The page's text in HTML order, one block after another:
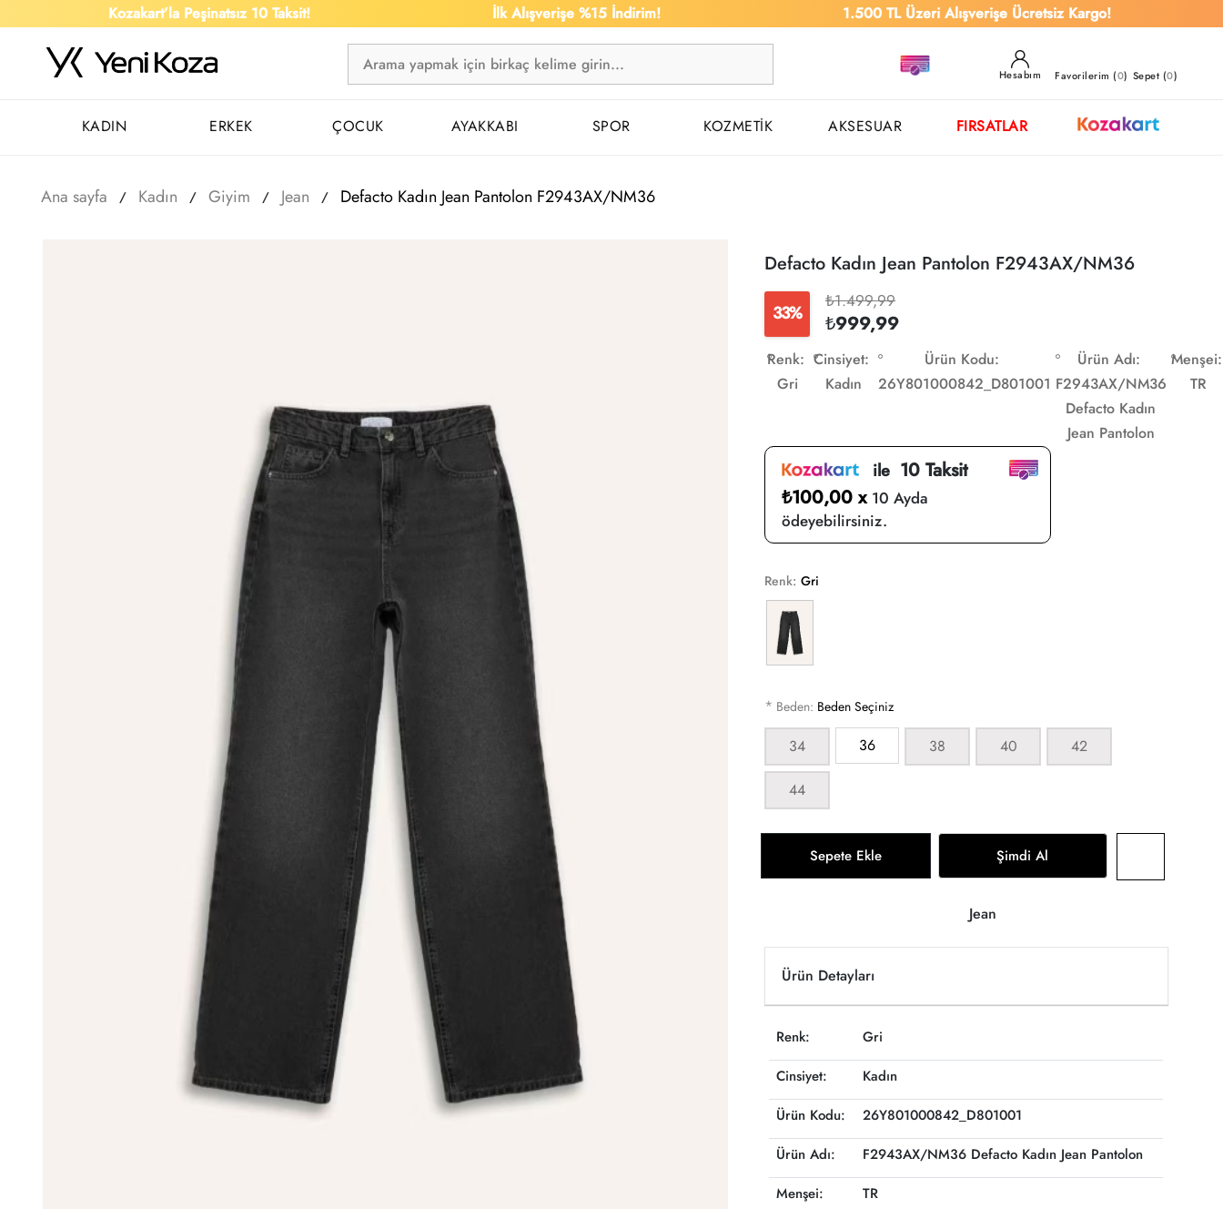
Kozakart’la Peşinatsız 10 Taksit! İlk Alışverişe %15 İndirim! 1.500 TL Üzeri Alışverişe Ücretsiz Kargo!
Hesabım Favorilerim (0) Sepet (0)
KADIN ERKEK ÇOCUK AYAKKABI SPOR KOZMETİK AKSESUAR FIRSATLAR
Ana sayfa Kadın Giyim Jean Defacto Kadın Jean Pantolon F2943AX/NM36
Defacto Kadın Jean Pantolon F2943AX/NM36
33%
₺1.499,99
₺999,99
Renk:
Gri
Cinsiyet:
Kadın
Ürün Kodu:
26Y801000842_D801001
Ürün Adı:
F2943AX/NM36
Defacto Kadın
Jean Pantolon
Menşei:
TR
ile10 Taksit
₺100,00 x 10 Ayda
ödeyebilirsiniz.
Renk: Gri
* Beden: Beden Seçiniz
34 36 38 40 42
44
Sepete Ekle Şimdi Al
Jean
Ürün Detayları
Renk:
Gri
Cinsiyet:
Kadın
Ürün Kodu:
26Y801000842_D801001
Ürün Adı:
F2943AX/NM36 Defacto Kadın Jean Pantolon
Menşei:
TR